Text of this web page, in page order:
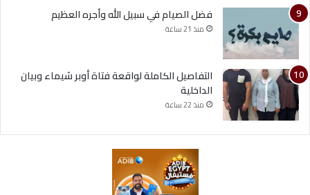
فضل الصيام في سبيل الله وأجره العظيم
منذ 21 ساعة
التفاصيل الكاملة لواقعة فتاة أوبر شيماء وبيان
الداخلية
منذ 22 ساعة